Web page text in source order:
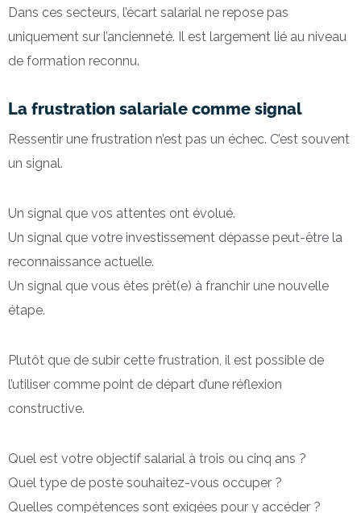
Dans ces secteurs, l’écart salarial ne repose pas
uniquement sur l’ancienneté. Il est largement lié au niveau
de formation reconnu.
La frustration salariale comme signal
Ressentir une frustration n’est pas un échec. C’est souvent
un signal.
Un signal que vos attentes ont évolué.
Un signal que votre investissement dépasse peut-être la
reconnaissance actuelle.
Un signal que vous êtes prêt(e) à franchir une nouvelle
étape.
Plutôt que de subir cette frustration, il est possible de
l’utiliser comme point de départ d’une réflexion
constructive.
Quel est votre objectif salarial à trois ou cinq ans ?
Quel type de poste souhaitez-vous occuper ?
Quelles compétences sont exigées pour y accéder ?